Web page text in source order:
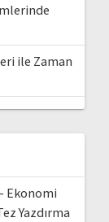
ile Zaman
Ekonomi
Yazdırma